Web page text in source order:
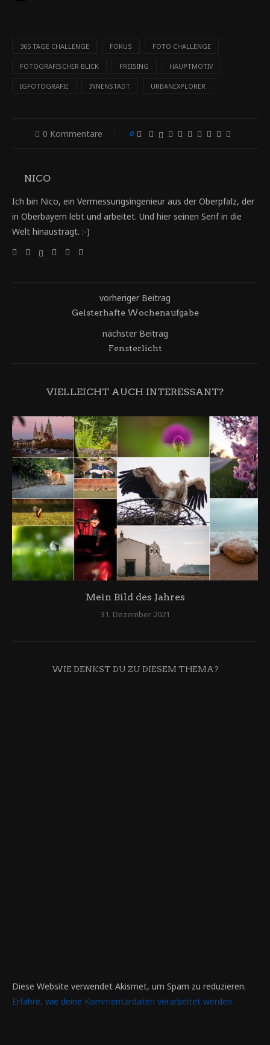
365 TAGE CHALLENGE FOKUS FOTO CHALLENGE
FOTOGRAFISCHER BLICK FREISING HAUPTMOTIV
IGFOTOGRAFIE INNENSTADT URBANEXPLORER
0 Kommentare 0
NICO
Ich bin Nico, ein Vermessungsingenieur aus der Oberpfalz, der
in Oberbayern lebt und arbeitet. Und hier seinen Senf in die
Welt hinausträgt. :-)
vorheriger Beitrag
Geisterhafte Wochenaufgabe
nächster Beitrag
Fensterlicht
VIELLEICHT AUCH INTERESSANT?
Mein Bild des Jahres
31. Dezember 2021
WIE DENKST DU ZU DIESEM THEMA?
Diese Website verwendet Akismet, um Spam zu reduzieren.
Erfahre, wie deine Kommentardaten verarbeitet werden.